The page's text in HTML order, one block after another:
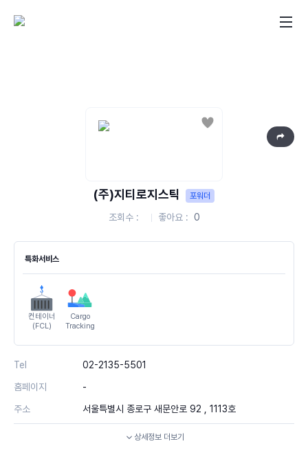
좋아요
(주)지티로지스틱 포워더
조회수 좋아요 0
특화서비스
컨테이너
(FCL)
Cargo
Tracking
Tel
02-2135-5501
홈페이지
-
주소
서울특별시 종로구 새문안로 92 , 1113호
상세정보 더보기